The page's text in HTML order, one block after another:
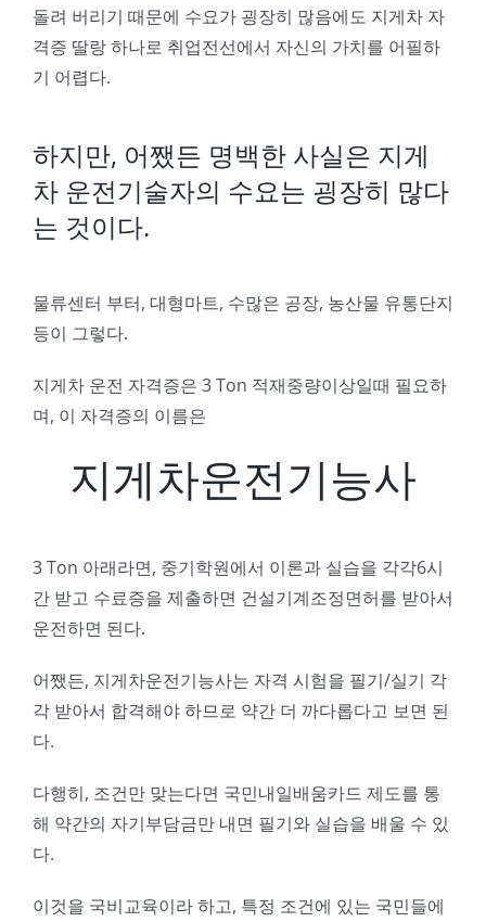
돌려 버리기 때문에 수요가 굉장히 많음에도 지게차 자
격증 딸랑 하나로 취업전선에서 자신의 가치를 어필하
기 어렵다.
하지만, 어쨌든 명백한 사실은 지게
차 운전기술자의 수요는 굉장히 많다
는 것이다.
물류센터 부터, 대형마트, 수많은 공장, 농산물 유통단지
등이 그렇다.
지게차 운전 자격증은 3 Ton 적재중량이상일때 필요하
며, 이 자격증의 이름은
지게차운전기능사
3 Ton 아래라면, 중기학원에서 이론과 실습을 각각6시
간 받고 수료증을 제출하면 건설기계조정면허를 받아서
운전하면 된다.
어쨌든, 지게차운전기능사는 자격 시험을 필기/실기 각
각 받아서 합격해야 하므로 약간 더 까다롭다고 보면 된
다.
다행히, 조건만 맞는다면 국민내일배움카드 제도를 통
해 약간의 자기부담금만 내면 필기와 실습을 배울 수 있
다.
이것을 국비교육이라 하고, 특정 조건에 있는 국민들에